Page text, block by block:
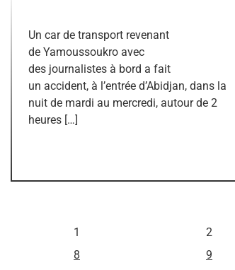
Un car de transport revenant
de Yamoussoukro avec
des journalistes à bord a fait
un accident, à l’entrée d’Abidjan, dans la
nuit de mardi au mercredi, autour de 2
heures […]
1
2
8
9